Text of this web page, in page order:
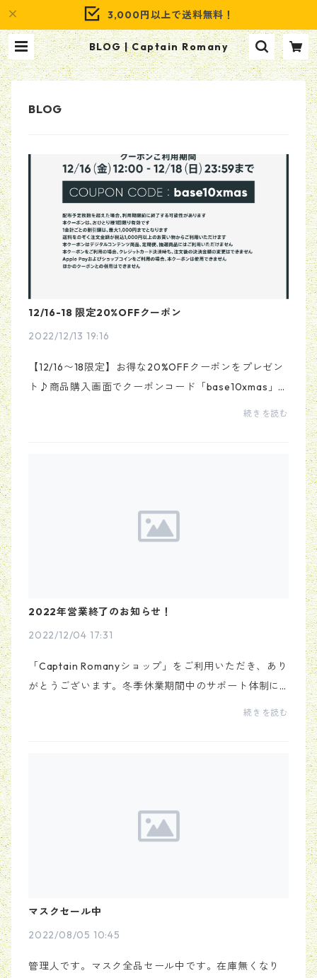
3,000円以上で送料無料！
BLOG | Captain Romany
12/16-18 限定20%OFFクーポン
2022/12/13 19:16
【12/16〜18限定】お得な20%OFFクーポンをプレゼン
ト♪商品購入画面でクーポンコード「base10xmas」
を入力してください。新作やセールアイテムにもご利
続きを読む
2022年営業終了のお知らせ！
2022/12/04 17:31
「Captain Romanyショップ」をご利用いただき、あり
がとうございます。冬季休業期間中のサポート体制に
ついてご案内いたします。積雪のシーズンになりまし
続きを読む
マスクセール中
2022/08/05 10:45
管理人です。マスク全品セール中です。在庫無くなり